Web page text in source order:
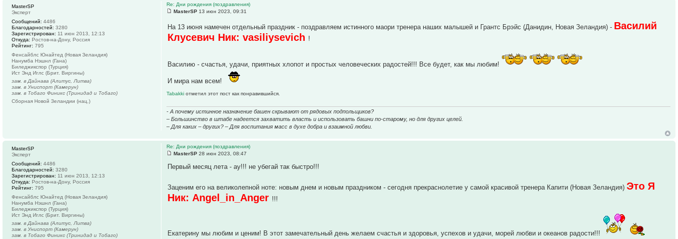
Re: Дни рождения (поздравления)
MasterSP 13 июн 2023, 09:31
На 13 июня намечен отдельный праздник - поздравляем истинного маори тренера наших малышей и Грантс Брэйс (Данидин, Новая Зеландия) - Василий
Клусевич Ник: vasiliysevich !
Василию - счастья, удачи, приятных хлопот и простых человеческих радостей!!! Все будет, как мы любим!
И мира нам всем!
Tabakkiотметил этот пост как понравившийся.
- А почему истинное назначение башен скрывают от рядовых подпольщиков?
– Большинство в штабе надеется захватить власть и использовать башни по-старому, но для других целей.
– Для каких – других? – Для воспитания масс в духе добра и взаимной любви.
MasterSP
Эксперт
Сообщений: 4486
Благодарностей: 3280
Зарегистрирован: 11 июн 2013, 12:13
Откуда: Ростов-на-Дону, Россия
Рейтинг: 795
Фенсайблс Юнайтед (Новая Зеландия)
Нанумба Нэшнл (Гана)
Биледжикспор (Турция)
Ист Энд Иглс (Брит. Виргины)
зам. в Дайнава (Алитус, Литва)
зам. в Униспорт (Камерун)
зам. в Тобаго Финикс (Тринидад и Тобаго)
Сборная Новой Зеландии (нац.)
Re: Дни рождения (поздравления)
MasterSP 28 июн 2023, 08:47
Первый месяц лета - ау!!! не убегай так быстро!!!
Заценим его на великолепной ноте: новым днем и новым праздником - сегодня прекраснолетие у самой красивой тренера Капити (Новая Зеландия)Это Я
Ник: Angel_in_Anger !!!
Екатерину мы любим и ценим! В этот замечательный день желаем счастья и здоровья, успехов и удачи, морей любви и океанов радости!!!
MasterSP
Эксперт
Сообщений: 4486
Благодарностей: 3280
Зарегистрирован: 11 июн 2013, 12:13
Откуда: Ростов-на-Дону, Россия
Рейтинг: 795
Фенсайблс Юнайтед (Новая Зеландия)
Нанумба Нэшнл (Гана)
Биледжикспор (Турция)
Ист Энд Иглс (Брит. Виргины)
зам. в Дайнава (Алитус, Литва)
зам. в Униспорт (Камерун)
зам. в Тобаго Финикс (Тринидад и Тобаго)